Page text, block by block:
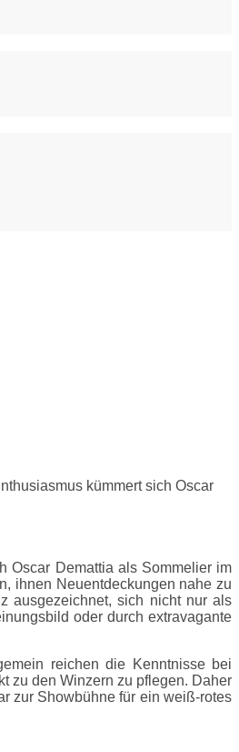
kümmert sich Oscar
Oscar Demattia als Sommelier im
ihnen Neuentdeckungen nahe zu
ausgezeichnet, sich nicht nur als
oder durch extravagante
reichen die Kenntnisse bei
zu den Winzern zu pflegen. Daher
zur Showbühne für ein weiß-rotes